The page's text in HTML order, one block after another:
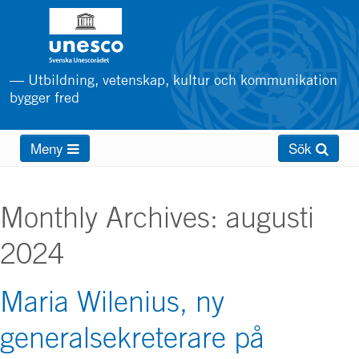
huvudinnehåll
— Utbildning, vetenskap, kultur och kommunikation
bygger fred
Main
menuMeny Sök
Monthly Archives: augusti
2024
Maria Wilenius, ny
generalsekreterare på